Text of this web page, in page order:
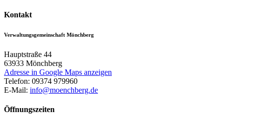
Kontakt
Verwaltungsgemeinschaft Mönchberg
Hauptstraße 44
63933 Mönchberg
Adresse in Google Maps anzeigen
Telefon: 09374 979960
E-Mail: info@moenchberg.de
Öffnungszeiten